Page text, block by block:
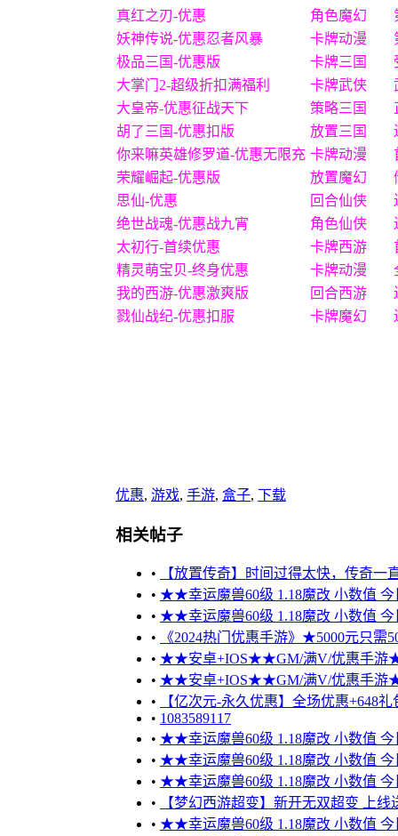
真红之刃-优惠 角色魔幻
妖神传说-优惠忍者风暴
卡牌动漫
极品三国-优惠版
卡牌三国
大掌门2-超级折扣满福利
卡牌武侠
大皇帝-优惠征战天下
策略三国
胡了三国-优惠扣版
放置三国
你来嘛英雄修罗道-优惠无限充 卡牌动漫
荣耀崛起-优惠版
放置魔幻
思仙-优惠
回合仙侠
绝世战魂-优惠战九宵
角色仙侠
太初行-首续优惠
卡牌西游
精灵萌宝贝-终身优惠
卡牌动漫
我的西游-优惠激爽版
回合西游
戮仙战纪-优惠扣服
卡牌魔幻
优惠, 游戏, 手游, 盒子, 下载
相关帖子
•
【放置传奇】时间过得太快，传奇一
• ★★幸运魔兽60级 1.18魔改 小数值
• ★★幸运魔兽60级 1.18魔改 小数值
•
《2024热门优惠手游》★5000元只
• ★★安卓+IOS★★GM/满V/优惠手游
• ★★安卓+IOS★★GM/满V/优惠手游
•
【亿次元-永久优惠】全场优惠+648
• 1083589117
• ★★幸运魔兽60级 1.18魔改 小数值
• ★★幸运魔兽60级 1.18魔改 小数值
• ★★幸运魔兽60级 1.18魔改 小数值
•
【梦幻西游超变】新开无双超变 上线
• ★★幸运魔兽60级 1.18魔改 小数值